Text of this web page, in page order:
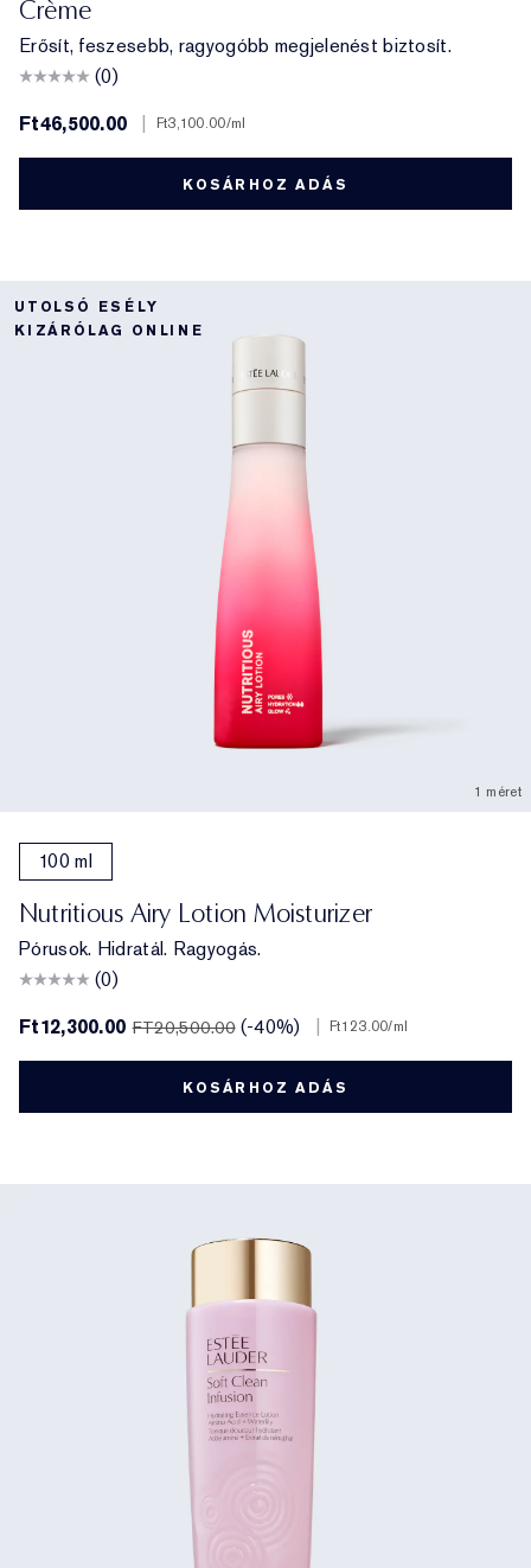
Crème
Erősít, feszesebb, ragyogóbb megjelenést biztosít.
(0)
Ft46,500.00
Ft3,100.00/ml
KOSÁRHOZ ADÁS
UTOLSÓ ESÉLY
KIZÁRÓLAG ONLINE
1 méret
100 ml
Nutritious Airy Lotion Moisturizer
Pórusok. Hidratál. Ragyogás.
(0)
Ft12,300.00FT20,500.00 (-40%) Ft123.00/ml
KOSÁRHOZ ADÁS